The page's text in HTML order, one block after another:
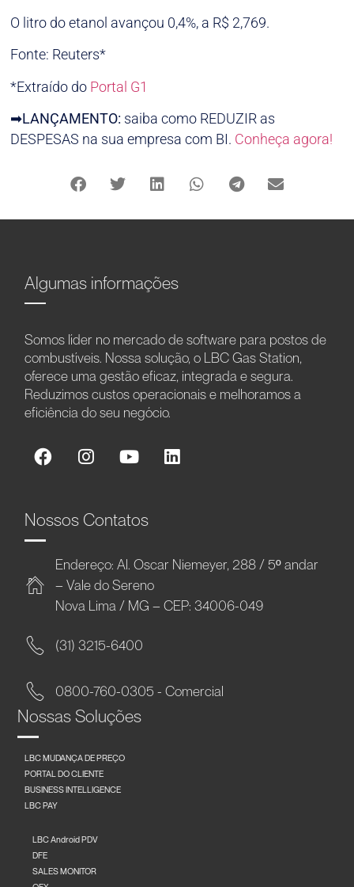
O litro do etanol avançou 0,4%, a R$ 2,769.
Fonte: Reuters*
*Extraído do Portal G1
➡LANÇAMENTO: saiba como REDUZIR as
DESPESAS na sua empresa com BI. Conheça agora!
Algumas informações
Somos líder no mercado de software para postos de
combustíveis. Nossa solução, o LBC Gas Station,
oferece uma gestão eficaz, integrada e segura.
Reduzimos custos operacionais e melhoramos a
eficiência do seu negócio.
Nossos Contatos
Endereço: Al. Oscar Niemeyer, 288 / 5º andar
– Vale do Sereno
Nova Lima / MG – CEP: 34006-049
(31) 3215-6400
0800-760-0305 - Comercial
Nossas Soluções
LBC MUDANÇA DE PREÇO
PORTAL DO CLIENTE
BUSINESS INTELLIGENCE
LBC PAY
LBC Android PDV
DFE
SALES MONITOR